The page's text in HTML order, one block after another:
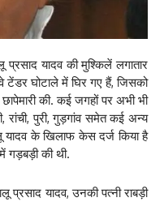
यादव की मुश्किलें लगातार
टेंडर घोटाले में घिर गए हैं, जिसको
की. कई जगहों पर अभी भी
रांची, पुरी, गुड़गांव समेत कई अन्य
यादव के खिलाफ केस दर्ज किया है
गड़बड़ी की थी.
प्रसाद यादव, उनकी पत्नी राबड़ी